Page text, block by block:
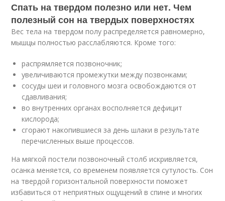
Спать на твердом полезно или нет. Чем
полезный сон на твердых поверхностях
Вес тела на твердом полу распределяется равномерно,
мышцы полностью расслабляются. Кроме того:
распрямляется позвоночник;
увеличиваются промежутки между позвонками;
сосуды шеи и головного мозга освобождаются от
сдавливания;
во внутренних органах восполняется дефицит
кислорода;
сгорают накопившиеся за день шлаки в результате
перечисленных выше процессов.
На мягкой постели позвоночный столб искривляется,
осанка меняется, со временем появляется сутулость. Сон
на твердой горизонтальной поверхности поможет
избавиться от неприятных ощущений в спине и многих